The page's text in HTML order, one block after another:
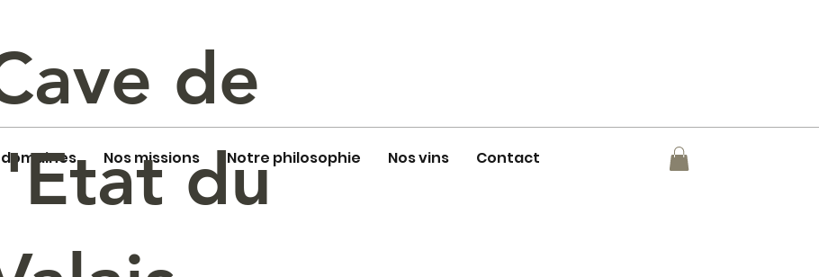
domaines Nos missions Notre philosophie Nos vins Contact
de
du